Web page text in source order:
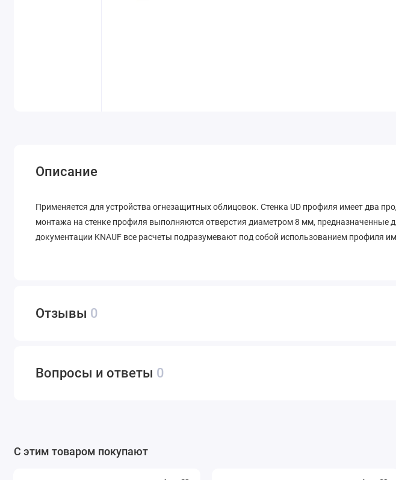
Описание
Применяется для устройства огнезащитных облицовок. Стенка UD профиля имеет два
монтажа на стенке профиля выполняются отверстия диаметром 8 мм, предназначенные
документации KNAUF все расчеты подразумевают под собой использованием профиля
Отзывы 0
Вопросы и ответы 0
С этим товаром покупают